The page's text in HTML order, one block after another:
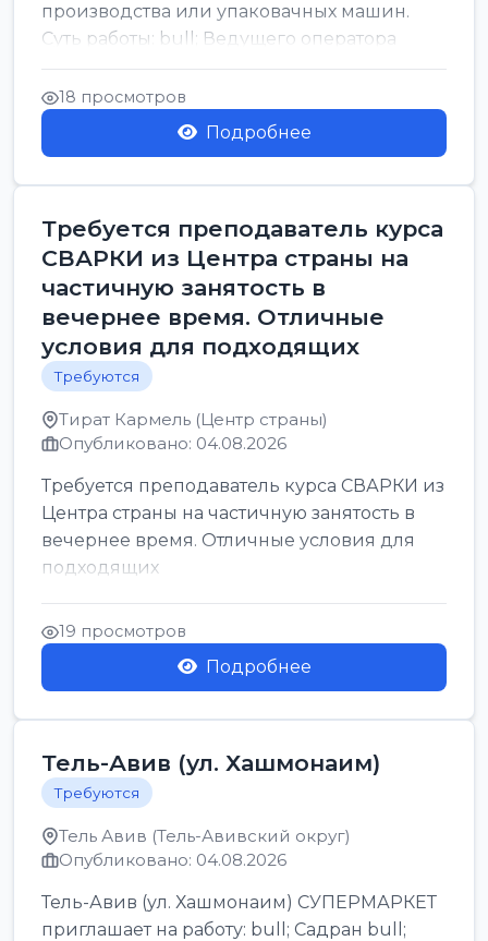
производства или упаковачных машин.
Суть работы: bull; Ведущего оператора
линии. Запуск, контроль и по...
18 просмотров
Подробнее
Требуется преподаватель курса
СВАРКИ из Центра страны на
частичную занятость в
вечернее время. Отличные
условия для подходящих
Требуются
Тират Кармель (Центр страны)
Опубликовано: 04.08.2026
Требуется преподаватель курса СВАРКИ из
Центра страны на частичную занятость в
вечернее время. Отличные условия для
подходящих
19 просмотров
Подробнее
Тель-Авив (ул. Хашмонаим)
Требуются
Тель Авив (Тель-Авивский округ)
Опубликовано: 04.08.2026
Тель-Авив (ул. Хашмонаим) СУПЕРМАРКЕТ
приглашает на работу: bull; Садран bull;